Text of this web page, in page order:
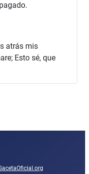
atrás mis
Esto sé, que